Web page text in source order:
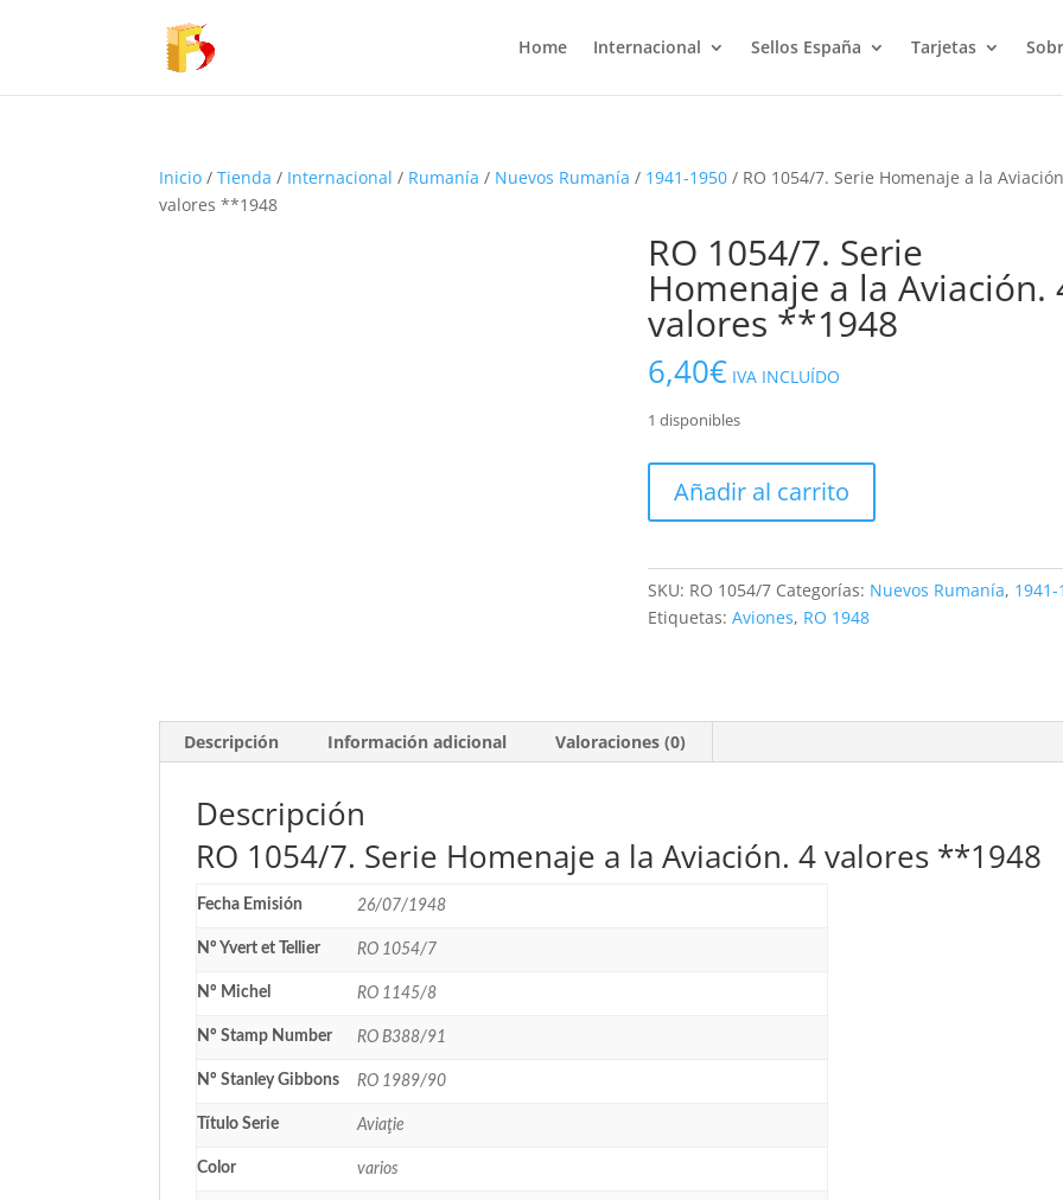
Home Internacional Sellos España Tarjetas
Inicio /Tienda / Internacional / Rumanía / Nuevos Rumanía / 1941-1950 / RO 1054/7. Serie Homenaje a la
valores **1948
RO 1054/7. Serie
Homenaje a la Aviación.
valores **1948
6,40€ IVA INCLUÍDO
1 disponibles
1054/7.
Serie
a
la
**1948
cantidad
Añadir al carrito
SKU: RO 1054/7 Categorías: Nuevos Rumanía, 1941-
Etiquetas:Aviones, RO 1948
Descripción Información adicional Valoraciones (0)
Descripción
RO 1054/7. Serie Homenaje a la Aviación. 4 valores **1948
Fecha Emisión 26/07/1948
Nº Yvert et Tellier RO 1054/7
Nº Michel RO 1145/8
Nº Stamp Number RO B388/91
Nº Stanley Gibbons RO 1989/90
Título Serie Aviaţie
Color varios